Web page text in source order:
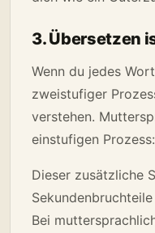
3. Übersetzen
Wenn du jedes
zweistufiger
verstehen.
einstufigen
Dieser zusätzliche
Bei